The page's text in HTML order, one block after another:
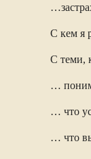
С кем я
С теми,
…
… что
… что